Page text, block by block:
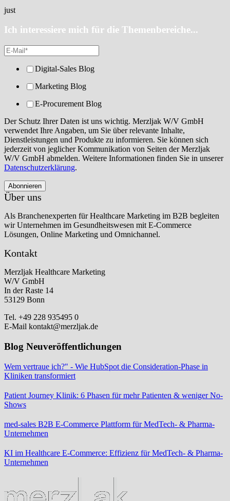
just
Ich interessiere mich für die Themenbereiche...
Digital-Sales Blog
Marketing Blog
E-Procurement Blog
Der Schutz Ihrer Daten ist uns wichtig. Merzljak W/V GmbH
verwendet Ihre Angaben, um Sie über relevante Inhalte,
Dienstleistungen und Produkte zu informieren. Sie können sich
jederzeit von jeglicher Kommunikation von Seiten der Merzljak
W/V GmbH abmelden. Weitere Informationen finden Sie in unserer
Datenschutzerklärung.
Über uns
Als Branchenexperten für Healthcare Marketing im B2B begleiten
wir Unternehmen im Gesundheitswesen mit E-Commerce
Lösungen, Online Marketing und Omnichannel.
Kontakt
Merzljak Healthcare Marketing
W/V GmbH
In der Raste 14
53129 Bonn
Tel. +49 228 935495 0
E-Mail kontakt@merzljak.de
Blog Neuveröffentlichungen
Wem vertraue ich?" - Wie HubSpot die Consideration-Phase in
Kliniken transformiert
Patient Journey Klinik: 6 Phasen für mehr Patienten & weniger No-
Shows
med-sales B2B E-Commerce Plattform für MedTech- & Pharma-
Unternehmen
KI im Healthcare E-Commerce: Effizienz für MedTech- & Pharma-
Unternehmen